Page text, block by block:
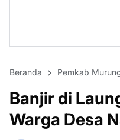
Beranda Pemkab
Banjir di
Warga Desa